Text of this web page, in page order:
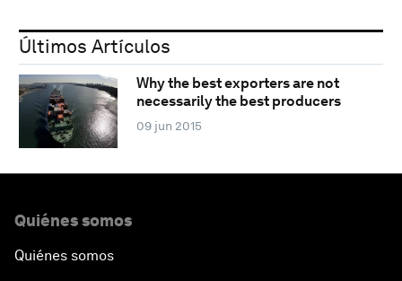
Últimos Artículos
Why the best exporters are not
necessarily the best producers
09 jun 2015
Quiénes somos
Quiénes somos